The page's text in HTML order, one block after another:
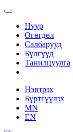
Нүүр
Өгөгдөл
Салбарууд
Бүлгүүд
Танилцуулга
Нэвтрэх
Бүртгүүлэх
MN
EN